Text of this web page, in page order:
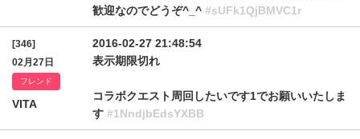
歓迎なのでどうぞ^_^ #sUFk1QjBMVC1r
[346]
02月27日
フレンド
VITA
2016-02-27 21:48:54
表示期限切れ
コラボクエスト周回したいです1でお願いいたしま
す #1NndjbEdsYXBB